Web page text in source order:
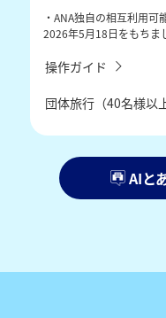
チェックイン・
・ANA独自の相互利用
2026年5月18日をもちま
操作ガイド
団体旅行（40名様以
AIと